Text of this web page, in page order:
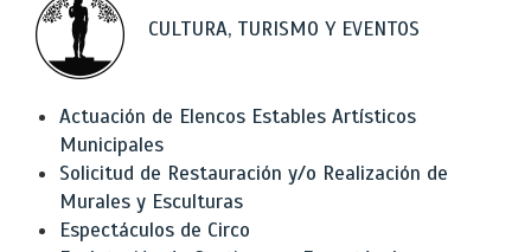
CULTURA, TURISMO Y EVENTOS
Actuación de Elencos Estables Artísticos
Municipales
Solicitud de Restauración y/o Realización de
Murales y Esculturas
Espectáculos de Circo